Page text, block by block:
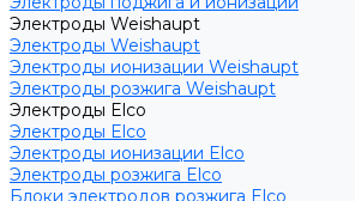
Электроды Weishaupt
Электроды Weishaupt
Электроды ионизации Weishaupt
Электроды розжига Weishaupt
Электроды Elco
Электроды Elco
Электроды ионизации Elco
Электроды розжига Elco
Блоки электродов розжига Elco